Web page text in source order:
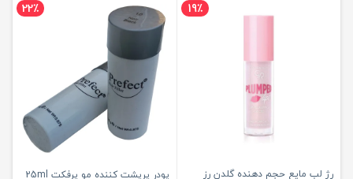
19٪
رژ لب مایع حجم دهنده گلدن رز
22٪
پودر پرپشت کننده مو پرفکت 25ml